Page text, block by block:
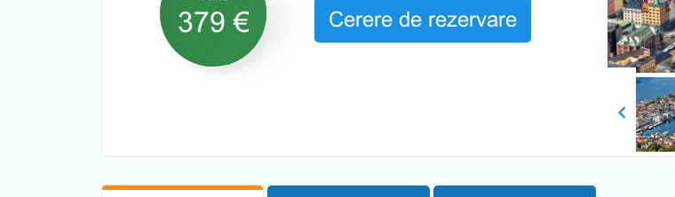
379 € Cerere de rezervare
Previous